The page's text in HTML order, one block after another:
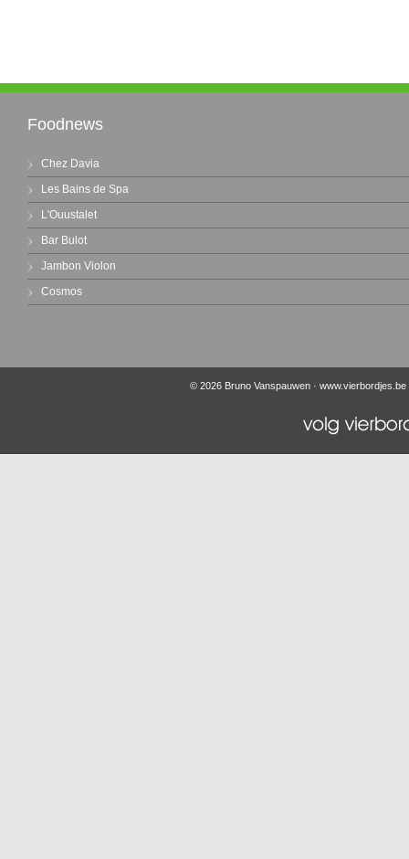
Foodnews
Chez Davia
Les Bains de Spa
L'Ouustalet
Bar Bulot
Jambon Violon
Cosmos
© 2026 Bruno Vanspauwen · www.vierbordjes.be